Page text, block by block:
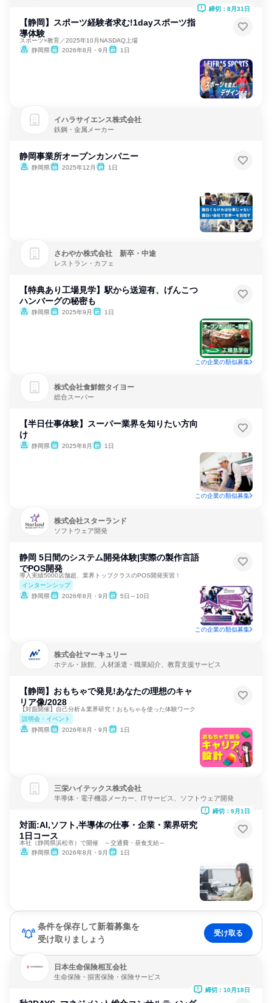
【静岡】スポーツ経験者求む!1dayスポーツ指
導体験
スポーツ×教育／2025年10月NASDAQ上場
静岡県
2026年8月・9月 1日
締切：8月31日
イハラサイエンス株式会社
鉄鋼・金属メーカー
静岡事業所オープンカンパニー
静岡県 2025年12月 1日
さわやか株式会社 新卒・中途
レストラン・カフェ
【特典あり工場見学】駅から送迎有、げんこつ
ハンバーグの秘密も
静岡県 2025年9月 1日
この企業の類似募集
株式会社食鮮館タイヨー
総合スーパー
【半日仕事体験】スーパー業界を知りたい方向
け
静岡県 2025年8月 1日
この企業の類似募集
株式会社スターランド
ソフトウェア開発
静岡 5日間のシステム開発体験|実際の製作言語
でPOS開発
導入実績5000店舗超、業界トップクラスのPOS開発実習！
インターンシップ
静岡県
2026年8月・9月 5日～10日
この企業の類似募集
株式会社マーキュリー
ホテル・旅館、人材派遣・職業紹介、教育支援サービス
【静岡】おもちゃで発見!あなたの理想のキャ
リア像/2028
【対面開催】自己分析＆業界研究！おもちゃを使った体験ワーク
説明会・イベント
静岡県
2026年8月・9月 1日
三栄ハイテックス株式会社
半導体・電子機器メーカー、ITサービス、ソフトウェア開発
対面:AI,ソフト,半導体の仕事・企業・業界研究
1日コース
本社（静岡県浜松市）で開催 ～交通費・昼食支給～
静岡県
2026年8月・9月 1日
締切：9月1日
条件を保存して新着募集を
受け取りましょう
受け取る
日本生命保険相互会社
生命保険・損害保険・保険サービス
締切：10月18日